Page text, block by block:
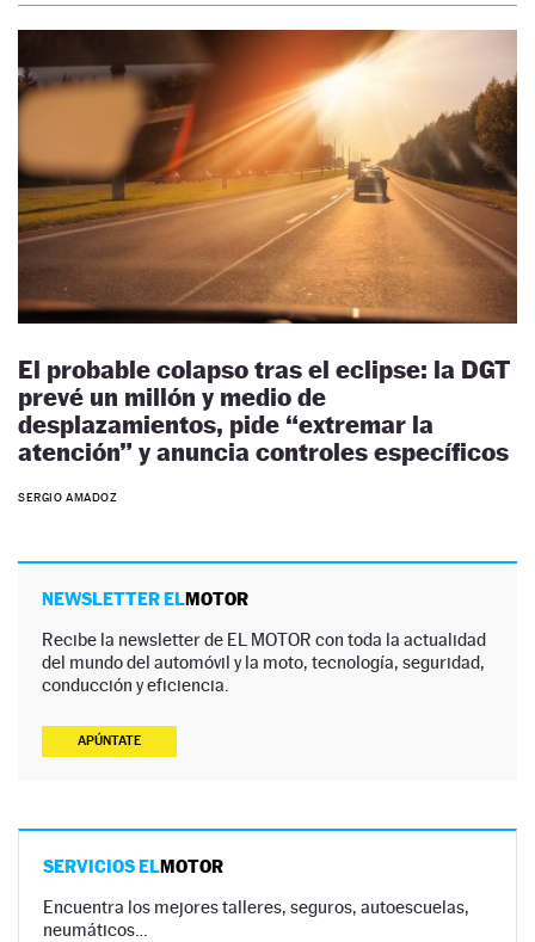
El probable colapso tras el eclipse: la DGT
prevé un millón y medio de
desplazamientos, pide “extremar la
atención” y anuncia controles específicos
SERGIO AMADOZ
NEWSLETTER ELMOTOR
Recibe la newsletter de EL MOTOR con toda la actualidad
del mundo del automóvil y la moto, tecnología, seguridad,
conducción y eficiencia.
APÚNTATE
SERVICIOS ELMOTOR
Encuentra los mejores talleres, seguros, autoescuelas,
neumáticos…